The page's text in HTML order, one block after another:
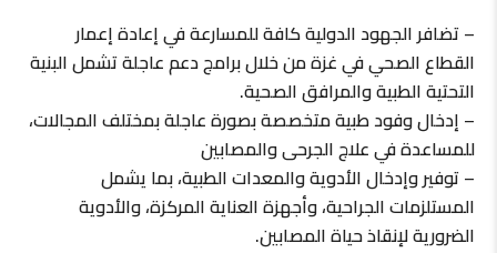
– تضافر الجهود الدولية كافة للمسارعة في إعادة إعمار
القطاع الصحي في غزة من خلال برامج دعم عاجلة تشمل البنية
التحتية الطبية والمرافق الصحية.
– إدخال وفود طبية متخصصة بصورة عاجلة بمختلف المجالات،
للمساعدة في علاج الجرحى والمصابين
– توفير وإدخال الأدوية والمعدات الطبية، بما يشمل
المستلزمات الجراحية، وأجهزة العناية المركزة، والأدوية
الضرورية لإنقاذ حياة المصابين.